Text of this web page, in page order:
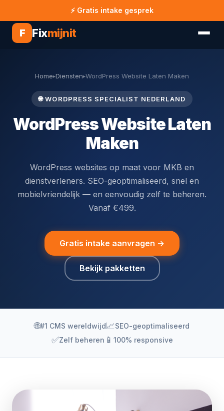
⚡ Gratis intake gesprek
F Fixmijnit
Home▸Diensten▸WordPress Website Laten Maken
🌐 WORDPRESS SPECIALIST NEDERLAND
WordPress Website Laten
Maken
WordPress websites op maat voor MKB en
dienstverleners. SEO-geoptimaliseerd, snel en
mobielvriendelijk — en eenvoudig zelf te beheren.
Vanaf €499.
Gratis intake aanvragen →
Bekijk pakketten
🌐#1 CMS wereldwijd📈SEO-geoptimaliseerd
✅Zelf beheren 📱 100% responsive